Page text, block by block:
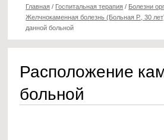
Главная / Госпитальная терапия / Болезни
Желчнокаменная болезнь (Больная Р., 30
данной больной
Расположение
больной